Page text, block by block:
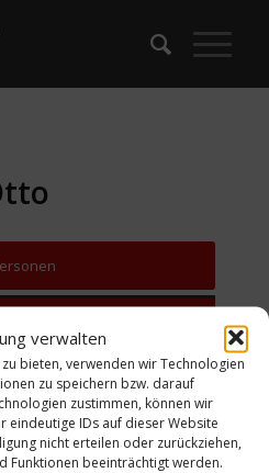
verwalten
bieten, verwenden wir Technologien
zu speichern bzw. darauf
zustimmen, können wir
eindeutige IDs auf dieser Website
nicht erteilen oder zurückziehen,
Funktionen beeinträchtigt werden.